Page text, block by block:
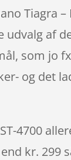
Tiagra –
af
som jo
og det
4700
kr. 299